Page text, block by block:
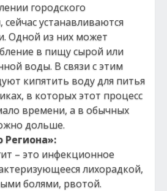
городского
устанавливаются
Одной из них может
в пищу сырой или
воды. В связи с этим
кипятить воду для питья
в которых этот процесс
времени, а в обычных
дольше.
Региона»:
– это инфекционное
лихорадкой,
болями, рвотой.